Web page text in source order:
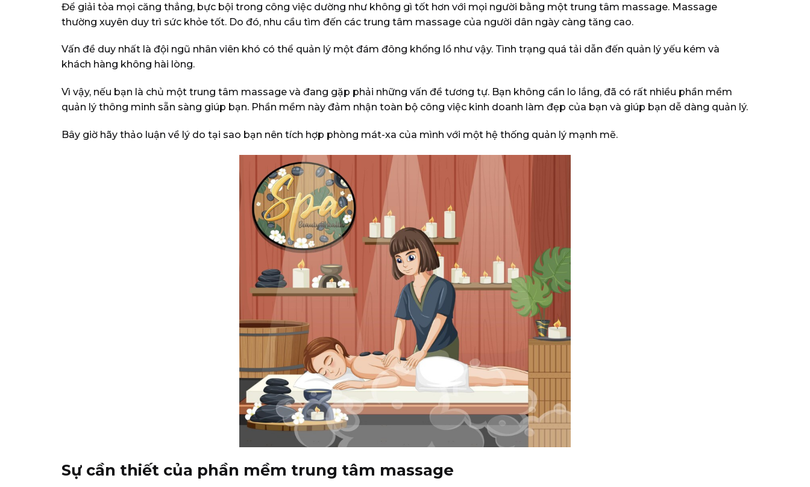
Để giải tỏa mọi căng thẳng, bực bội trong công việc dường như không gì tốt hơn với mọi người bằng một trung tâm massage. Massage
thường xuyên duy trì sức khỏe tốt. Do đó, nhu cầu tìm đến các trung tâm massage của người dân ngày càng tăng cao.
Vấn đề duy nhất là đội ngũ nhân viên khó có thể quản lý một đám đông khổng lồ như vậy. Tình trạng quá tải dẫn đến quản lý yếu kém và
khách hàng không hài lòng.
Vì vậy, nếu bạn là chủ một trung tâm massage và đang gặp phải những vấn đề tương tự. Bạn không cần lo lắng, đã có rất nhiều phần mềm
quản lý thông minh sẵn sàng giúp bạn. Phần mềm này đảm nhận toàn bộ công việc kinh doanh làm đẹp của bạn và giúp bạn dễ dàng quản lý.
Bây giờ hãy thảo luận về lý do tại sao bạn nên tích hợp phòng mát-xa của mình với một hệ thống quản lý mạnh mẽ.
Sự cần thiết của phần mềm trung tâm massage